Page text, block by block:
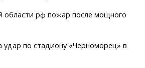
области рф пожар после мощного
удар по стадиону «Черноморец» в